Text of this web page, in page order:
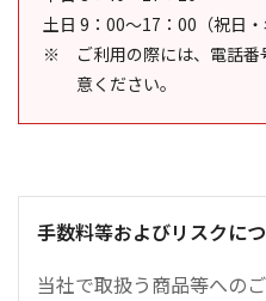
土日 9：00～17：00（祝日・
ご利用の際には、電話
意ください。
手数料等およびリスクに
当社で取扱う商品等への